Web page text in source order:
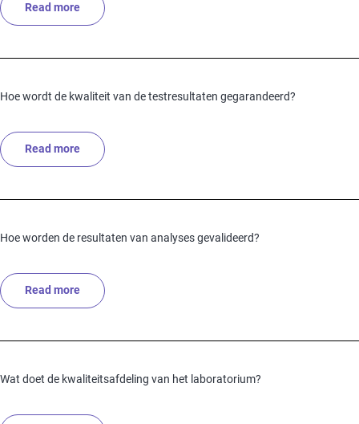
Read more about Hoe zorgt het laboratorium voor naleving van
Hoe wordt de kwaliteit van de testresultaten gegarandeerd?
Read more about Hoe wordt de kwaliteit van de testresultaten
Hoe worden de resultaten van analyses gevalideerd?
Read more about Hoe worden de resultaten van analyses
Wat doet de kwaliteitsafdeling van het laboratorium?